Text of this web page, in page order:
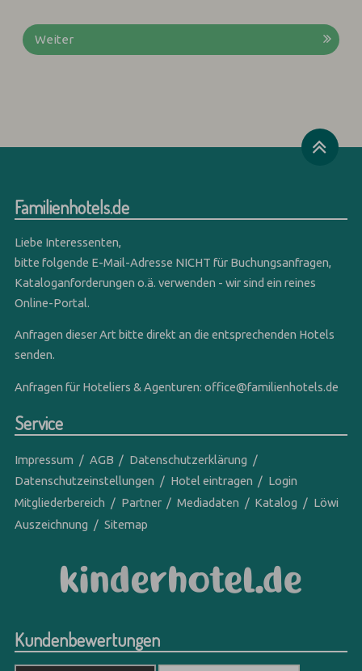
Weiter
Familienhotels.de
Liebe Interessenten,
bitte folgende E-Mail-Adresse NICHT für Buchungsanfragen,
Kataloganforderungen o.ä. verwenden - wir sind ein reines
Online-Portal.
Anfragen dieser Art bitte direkt an die entsprechenden Hotels
senden.
Anfragen für Hoteliers & Agenturen:office@familienhotels.de
Service
Impressum AGB
Datenschutzerklärung
Datenschutzeinstellungen
Hotel eintragen
Login
Mitgliederbereich
Partner Mediadaten Katalog
Löwi
Auszeichnung
Sitemap
Kundenbewertungen